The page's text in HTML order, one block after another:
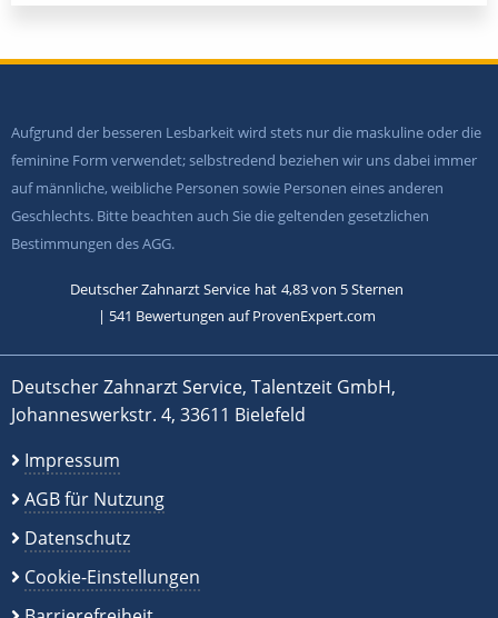
Aufgrund der besseren Lesbarkeit wird stets nur die maskuline oder die
feminine Form verwendet; selbstredend beziehen wir uns dabei immer
auf männliche, weibliche Personen sowie Personen eines anderen
Geschlechts. Bitte beachten auch Sie die geltenden gesetzlichen
Bestimmungen des AGG.
Deutscher Zahnarzt Service hat 4,83von 5Sternen
| 541 Bewertungen auf ProvenExpert.com
Deutscher Zahnarzt Service, Talentzeit GmbH,
Johanneswerkstr. 4, 33611 Bielefeld
Impressum
AGB für Nutzung
Datenschutz
Cookie-Einstellungen